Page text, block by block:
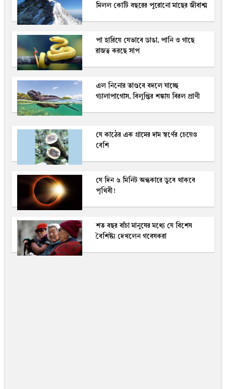
মিলল কোটি বছরের পুরোনো মাছের জীবাশ্ম
পা হারিয়ে যেভাবে ডাঙা, পানি ও গাছে
রাজত্ব করছে সাপ
এল নিনোর তাণ্ডবে বদলে যাচ্ছে
গ্যালাপাগোস, বিলুপ্তির শঙ্কায় বিরল প্রাণী
যে কাঠের এক গ্রামের দাম স্বর্ণের চেয়েও
বেশি
যে দিন ৬ মিনিট অন্ধকারে ডুবে থাকবে
পৃথিবী!
শত বছর বাঁচা মানুষের মধ্যে যে বিশেষ
বৈশিষ্ট্য দেখলেন গবেষকরা